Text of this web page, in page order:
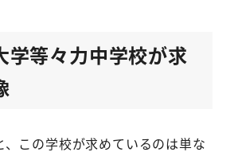
学等々力中学校が求
、この学校が求めているのは単な